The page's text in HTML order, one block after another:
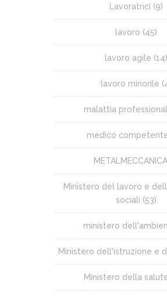
Lavoratrici (9)
lavoro (45)
lavoro agile (14)
lavoro minorile
malattia
medico
METALMECCANICA
Ministero del lavoro e
sociali (53)
ministero
Ministero dell'istruzione e
Ministero della